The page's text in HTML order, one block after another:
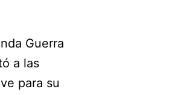
Guerra
a las
para su